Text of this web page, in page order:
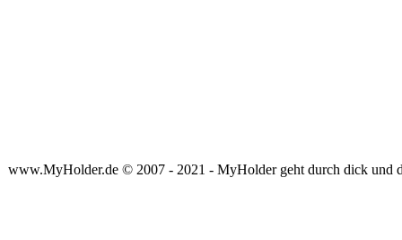
www.MyHolder.de © 2007 - 2021 - MyHolder geht durch dick und